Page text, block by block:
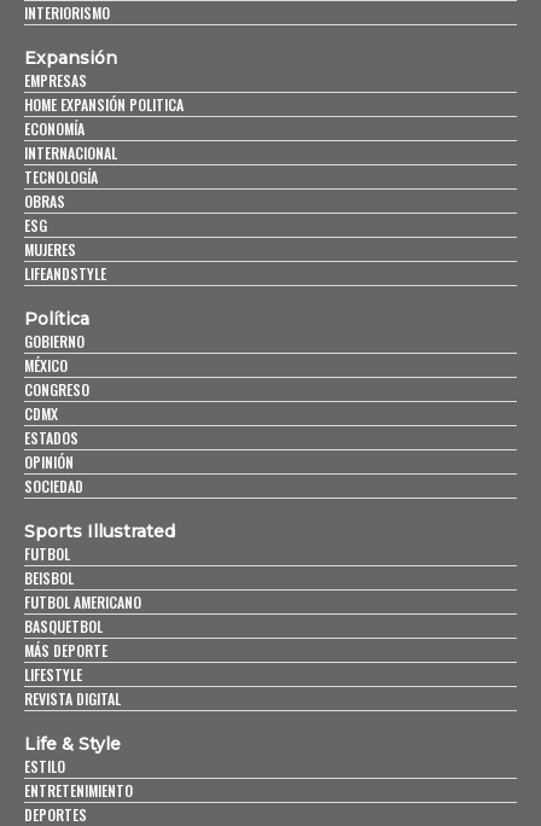
INTERIORISMO
Expansión
EMPRESAS
HOME EXPANSIÓN POLITICA
ECONOMÍA
INTERNACIONAL
TECNOLOGÍA
OBRAS
ESG
MUJERES
LIFEANDSTYLE
Política
GOBIERNO
MÉXICO
CONGRESO
CDMX
ESTADOS
OPINIÓN
SOCIEDAD
Sports Illustrated
FUTBOL
BEISBOL
FUTBOL AMERICANO
BASQUETBOL
MÁS DEPORTE
LIFESTYLE
REVISTA DIGITAL
Life & Style
ESTILO
ENTRETENIMIENTO
DEPORTES